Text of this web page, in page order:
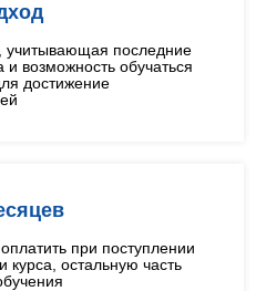
учитывающая последние
возможность обучаться
достижение
при поступлении
курса, остальную часть